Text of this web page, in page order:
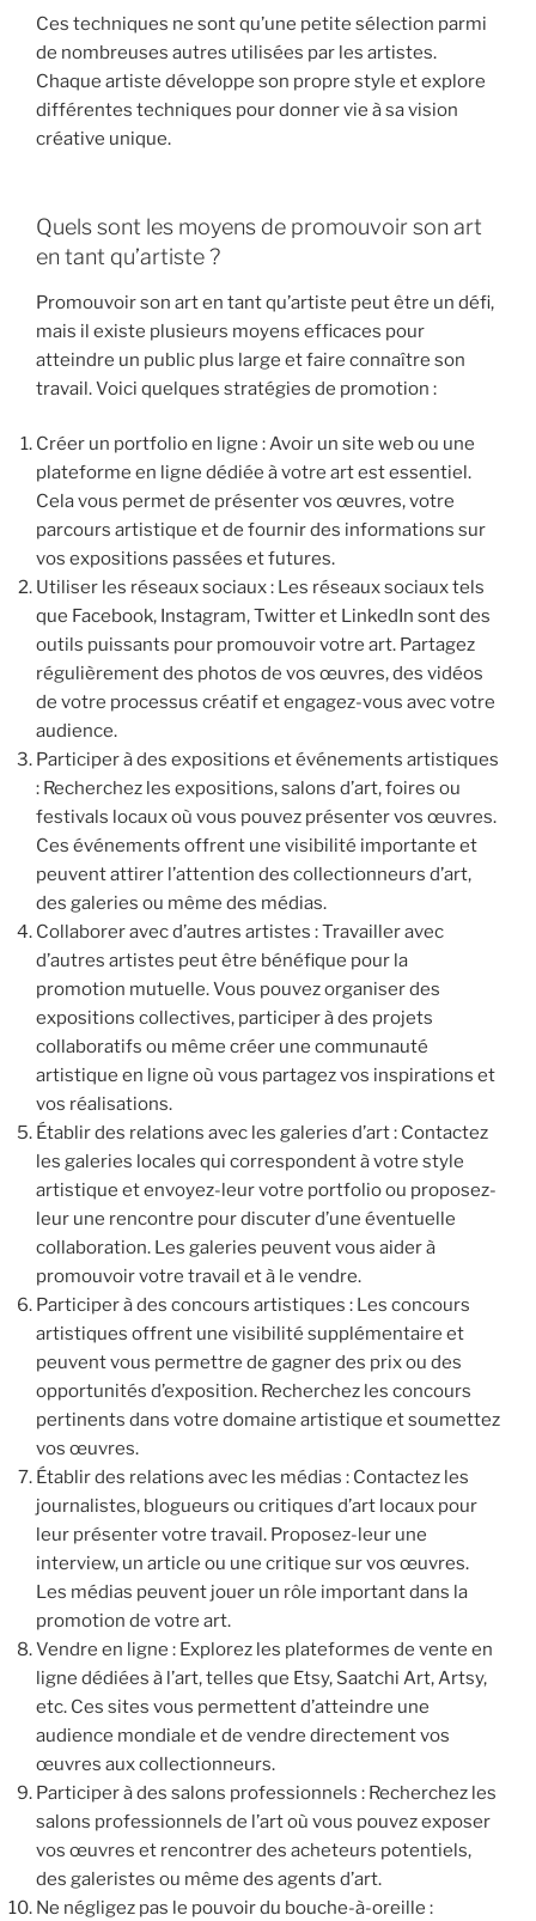
Ces techniques ne sont qu’une petite sélection parmi
de nombreuses autres utilisées par les artistes.
Chaque artiste développe son propre style et explore
différentes techniques pour donner vie à sa vision
créative unique.
Quels sont les moyens de promouvoir son art
en tant qu’artiste ?
Promouvoir son art en tant qu’artiste peut être un défi,
mais il existe plusieurs moyens efficaces pour
atteindre un public plus large et faire connaître son
travail. Voici quelques stratégies de promotion :
Créer un portfolio en ligne : Avoir un site web ou une
plateforme en ligne dédiée à votre art est essentiel.
Cela vous permet de présenter vos œuvres, votre
parcours artistique et de fournir des informations sur
vos expositions passées et futures.
Utiliser les réseaux sociaux : Les réseaux sociaux tels
que Facebook, Instagram, Twitter et LinkedIn sont des
outils puissants pour promouvoir votre art. Partagez
régulièrement des photos de vos œuvres, des vidéos
de votre processus créatif et engagez-vous avec votre
audience.
Participer à des expositions et événements artistiques
: Recherchez les expositions, salons d’art, foires ou
festivals locaux où vous pouvez présenter vos œuvres.
Ces événements offrent une visibilité importante et
peuvent attirer l’attention des collectionneurs d’art,
des galeries ou même des médias.
Collaborer avec d’autres artistes : Travailler avec
d’autres artistes peut être bénéfique pour la
promotion mutuelle. Vous pouvez organiser des
expositions collectives, participer à des projets
collaboratifs ou même créer une communauté
artistique en ligne où vous partagez vos inspirations et
vos réalisations.
Établir des relations avec les galeries d’art : Contactez
les galeries locales qui correspondent à votre style
artistique et envoyez-leur votre portfolio ou proposez-
leur une rencontre pour discuter d’une éventuelle
collaboration. Les galeries peuvent vous aider à
promouvoir votre travail et à le vendre.
Participer à des concours artistiques : Les concours
artistiques offrent une visibilité supplémentaire et
peuvent vous permettre de gagner des prix ou des
opportunités d’exposition. Recherchez les concours
pertinents dans votre domaine artistique et soumettez
vos œuvres.
Établir des relations avec les médias : Contactez les
journalistes, blogueurs ou critiques d’art locaux pour
leur présenter votre travail. Proposez-leur une
interview, un article ou une critique sur vos œuvres.
Les médias peuvent jouer un rôle important dans la
promotion de votre art.
Vendre en ligne : Explorez les plateformes de vente en
ligne dédiées à l’art, telles que Etsy, Saatchi Art, Artsy,
etc. Ces sites vous permettent d’atteindre une
audience mondiale et de vendre directement vos
œuvres aux collectionneurs.
Participer à des salons professionnels : Recherchez les
salons professionnels de l’art où vous pouvez exposer
vos œuvres et rencontrer des acheteurs potentiels,
des galeristes ou même des agents d’art.
Ne négligez pas le pouvoir du bouche-à-oreille :